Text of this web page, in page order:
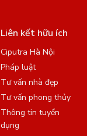
Liên kết hữu ích
Ciputra Hà Nội
Pháp luật
Tư vấn nhà đẹp
Tư vấn phong thủy
Thông tin tuyển
dụng